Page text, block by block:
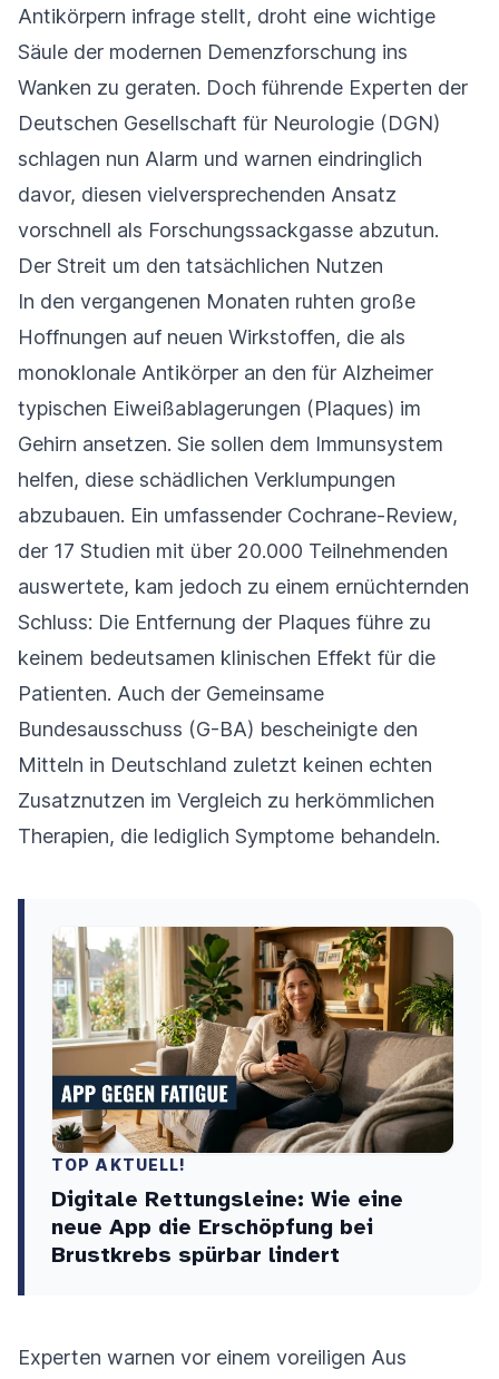
Antikörpern infrage stellt, droht eine wichtige
Säule der modernen Demenzforschung ins
Wanken zu geraten. Doch führende Experten der
Deutschen Gesellschaft für Neurologie (DGN)
schlagen nun Alarm und warnen eindringlich
davor, diesen vielversprechenden Ansatz
vorschnell als Forschungssackgasse abzutun.
Der Streit um den tatsächlichen Nutzen
In den vergangenen Monaten ruhten große
Hoffnungen auf neuen Wirkstoffen, die als
monoklonale Antikörper an den für Alzheimer
typischen Eiweißablagerungen (Plaques) im
Gehirn ansetzen. Sie sollen dem Immunsystem
helfen, diese schädlichen Verklumpungen
abzubauen. Ein umfassender Cochrane-Review,
der 17 Studien mit über 20.000 Teilnehmenden
auswertete, kam jedoch zu einem ernüchternden
Schluss: Die Entfernung der Plaques führe zu
keinem bedeutsamen klinischen Effekt für die
Patienten. Auch der Gemeinsame
Bundesausschuss (G-BA) bescheinigte den
Mitteln in Deutschland zuletzt keinen echten
Zusatznutzen im Vergleich zu herkömmlichen
Therapien, die lediglich Symptome behandeln.
TOP AKTUELL!
Digitale Rettungsleine: Wie eine
neue App die Erschöpfung bei
Brustkrebs spürbar lindert
Experten warnen vor einem voreiligen Aus